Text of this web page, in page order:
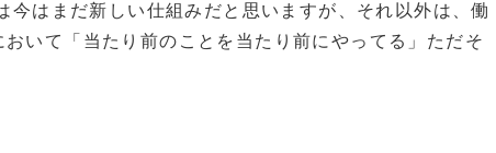
今はまだ新しい仕組みだと思いますが、それ以外は、働
おいて「当たり前のことを当たり前にやってる」ただそ